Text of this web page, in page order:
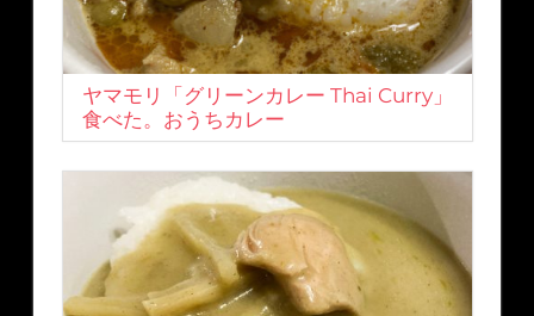
ヤマモリ「グリーンカレー Thai Curry」
食べた。おうちカレー